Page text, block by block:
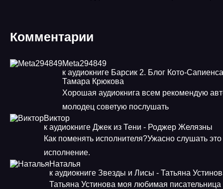
Комментарии
Meta294849
к аудиокниге Барсик 2. Блог Кото-
Тамара Крюкова
Хорошая аудиокнига всем рекомендую
молодец советую послушать
Виктор
к аудиокниге Джек из Тени - Роджер Желязны
Как поменять исполнителя?Ужасно слушать это
исполнение.
Наталья
к аудиокниге Звезды и Лисы - Татьяна
Татьяна Устинова моя любимая писательница